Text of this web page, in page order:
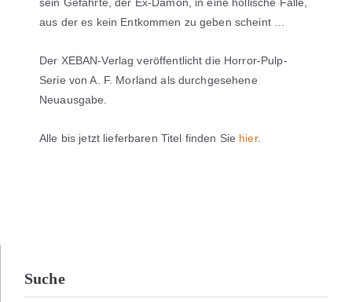
aus der es kein Entkommen zu geben scheint …
Der XEBAN-Verlag veröffentlicht die Horror-Pulp-
Serie von A. F. Morland als durchgesehene
Neuausgabe.
Alle bis jetzt lieferbaren Titel finden Sie hier.
Suche